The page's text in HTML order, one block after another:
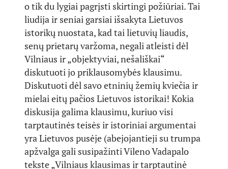
o tik du lygiai pagrįsti skirtingi požiūriai. Tai
liudija ir seniai garsiai išsakyta Lietuvos
istorikų nuostata, kad tai lietuvių liaudis,
senų prietarų varžoma, negali atleisti dėl
Vilniaus ir „objektyviai, nešališkai“
diskutuoti jo priklausomybės klausimu.
Diskutuoti dėl savo etninių žemių kviečia ir
mielai eitų pačios Lietuvos istorikai! Kokia
diskusija galima klausimu, kuriuo visi
tarptautinės teisės ir istoriniai argumentai
yra Lietuvos pusėje (abejojantieji su trumpa
apžvalga gali susipažinti Vileno Vadapalo
tekste „Vilniaus klausimas ir tarptautinė